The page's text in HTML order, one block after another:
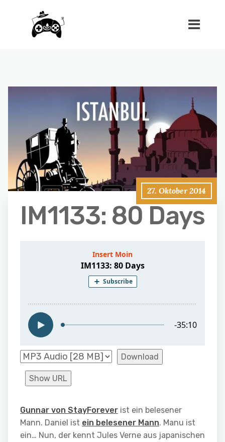
27. Oktober 2014
IM1133: 80 Days
Download
Show URL
Gunnar von StayForever ist ein belesener
Mann. Daniel ist ein belesener Mann. Manu ist
ein… Nun, der kennt Jules Verne aus japanischen